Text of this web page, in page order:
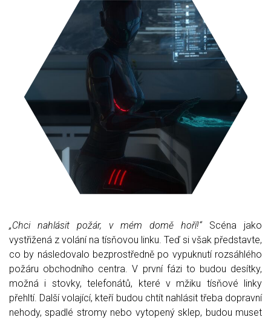
„Chci nahlásit požár, v mém domě hoří!“Scéna jako
vystřižená z volání na tísňovou linku. Teď si však představte,
co by následovalo bezprostředně po vypuknutí rozsáhlého
požáru obchodního centra. V první fázi to budou desítky,
možná i stovky, telefonátů, které v mžiku tísňové linky
přehltí. Další volající, kteří budou chtít nahlásit třeba dopravní
nehody, spadlé stromy nebo vytopený sklep, budou muset